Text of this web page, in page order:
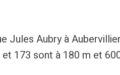
Jules Aubry à
173 sont à 180 m et